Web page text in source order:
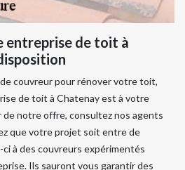
entreprise de toit à
couvreur pour rénover votre toit,
de toit à Chatenay est à votre
notre offre, consultez nos agents
que votre projet soit entre de
à des couvreurs expérimentés
Ils sauront vous garantir des